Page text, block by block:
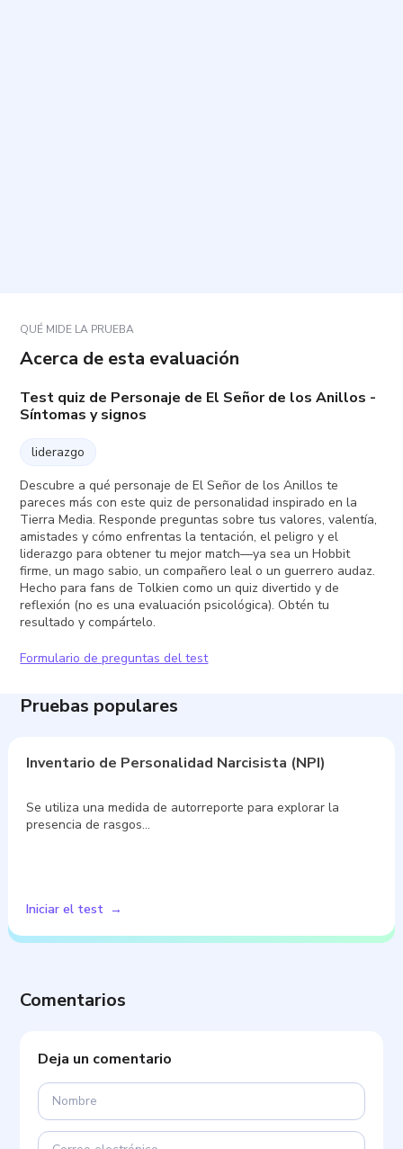
QUÉ MIDE LA PRUEBA
Acerca de esta evaluación
Test quiz de Personaje de El Señor de los Anillos -
Síntomas y signos
liderazgo
Descubre a qué personaje de El Señor de los Anillos te
pareces más con este quiz de personalidad inspirado en la
Tierra Media. Responde preguntas sobre tus valores, valentía,
amistades y cómo enfrentas la tentación, el peligro y el
liderazgo para obtener tu mejor match—ya sea un Hobbit
firme, un mago sabio, un compañero leal o un guerrero audaz.
Hecho para fans de Tolkien como un quiz divertido y de
reflexión (no es una evaluación psicológica). Obtén tu
resultado y compártelo.
Formulario de preguntas del test
Pruebas populares
Inventario de Personalidad Narcisista (NPI)
Se utiliza una medida de autorreporte para explorar la
presencia de rasgos…
Iniciar el test
Comentarios
Deja un comentario